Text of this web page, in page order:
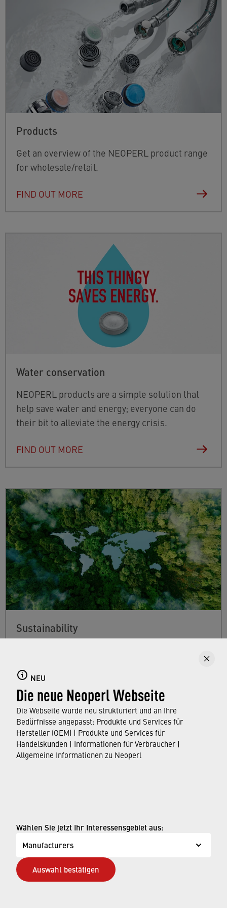
NEU
Die neue Neoperl Webseite
Die Webseite wurde neu strukturiert und an Ihre
Bedürfnisse angepasst: Produkte und Services für
Hersteller (OEM) | Produkte und Services für
Handelskunden | Informationen für Verbraucher |
Allgemeine Informationen zu Neoperl
Wählen Sie jetzt Ihr Interessensgebiet aus:
Manufacturers
Auswahl bestätigen
Products
Get an overview of the NEOPERL product range
for wholesale/retail.
FIND OUT MORE
Water conservation
NEOPERL products are a simple solution that
help save water and energy; everyone can do
their bit to alleviate the energy crisis.
FIND OUT MORE
Sustainability
extends from
developing efficient technologies and
resource-saving production processes to the
use of our water savers in faucets around the
world.
FIND OUT MORE
Impressum
Datenschutzseite